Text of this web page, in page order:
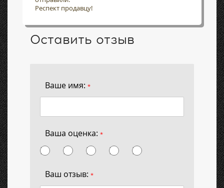
Респект продавцу!
Оставить отзыв
Ваше имя: *
Ваша оценка: *
Ваш отзыв: *